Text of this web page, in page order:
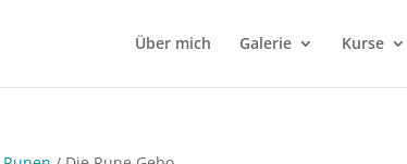
Über mich Galerie Kurse